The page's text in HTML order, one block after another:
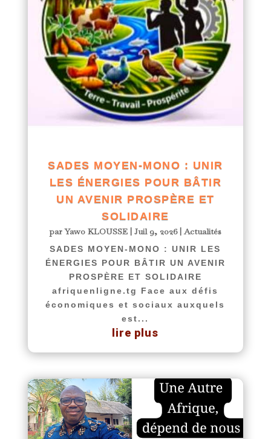
SADES MOYEN-MONO : UNIR
LES ÉNERGIES POUR BÂTIR
UN AVENIR PROSPÈRE ET
SOLIDAIRE
parYawo KLOUSSE |Juil 9, 2026| Actualités
SADES MOYEN-MONO : UNIR LES
ÉNERGIES POUR BÂTIR UN AVENIR
PROSPÈRE ET SOLIDAIRE
afriquenligne.tg Face aux défis
économiques et sociaux auxquels
est...
lire plus